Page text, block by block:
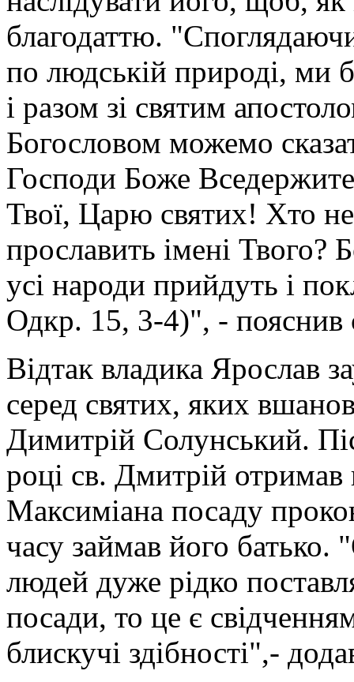
благодаттю.
по людській природі, ми
і разом зі святим
Богословом можемо
Господи Боже
Твої, Царю святих! Хто
прославить імені
усі народи прийдуть і
Одкр. 15, 3-4)", - пояснив
Відтак владика Ярослав
серед святих, яких
Димитрій Солунський.
році св. Дмитрій отримав
Максиміана посаду
часу займав його батько.
людей дуже рідко
посади, то це є
блискучі здібності",-